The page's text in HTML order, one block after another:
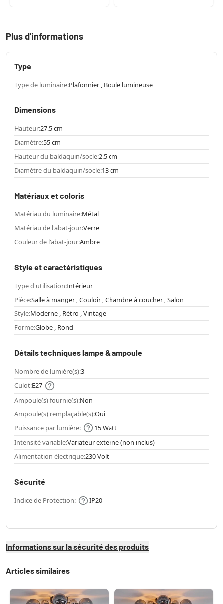
Plus d'informations
Type
Type de luminaire:Plafonnier , Boule lumineuse
Dimensions
Hauteur:27.5 cm
Diamètre:55 cm
Hauteur du baldaquin/socle:2.5 cm
Diamètre du baldaquin/socle:13 cm
Matériaux et coloris
Matériau du luminaire:Métal
Matériau de l'abat-jour:Verre
Couleur de l'abat-jour:Ambre
Style et caractéristiques
Type d'utilisation:Intérieur
Pièce:Salle à manger , Couloir , Chambre à coucher , Salon
Style:Moderne , Rétro , Vintage
Forme:Globe , Rond
Détails techniques lampe & ampoule
Nombre de lumière(s):3
Culot:E27
Ampoule(s) fournie(s):Non
Ampoule(s) remplaçable(s):Oui
Puissance par lumière:
15 Watt
Intensité variable:Variateur externe (non inclus)
Alimentation électrique:230 Volt
Sécurité
Indice de Protection: IP20
Informations sur la sécurité des produits
Articles similaires